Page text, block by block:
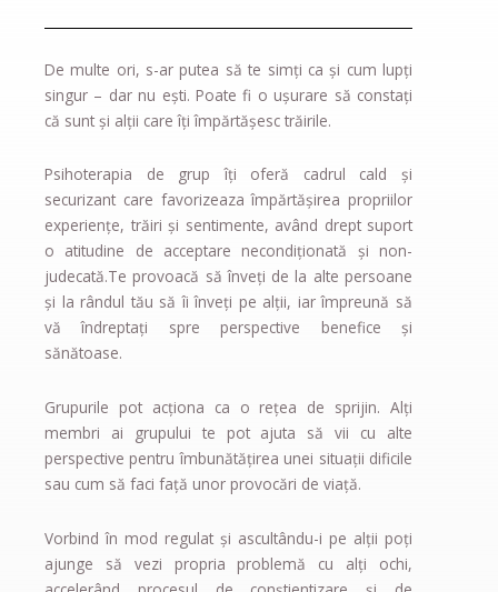
De multe ori, s-ar putea să te simți ca și cum lupți
singur – dar nu ești. Poate fi o ușurare să constați
că sunt și alții care îți împărtășesc trăirile.
Psihoterapia de grup îți oferă cadrul cald și
securizant care favorizeaza împărtășirea propriilor
experiențe, trăiri și sentimente, având drept suport
o atitudine de acceptare necondiționată și non-
judecată.Te provoacă să înveți de la alte persoane
și la rândul tău să îi înveți pe alții, iar împreună să
vă îndreptați spre perspective benefice și
sănătoase.
Grupurile pot acționa ca o rețea de sprijin. Alți
membri ai grupului te pot ajuta să vii cu alte
perspective pentru îmbunătățirea unei situații dificile
sau cum să faci față unor provocări de viață.
Vorbind în mod regulat și ascultându-i pe alții poți
ajunge să vezi propria problemă cu alți ochi,